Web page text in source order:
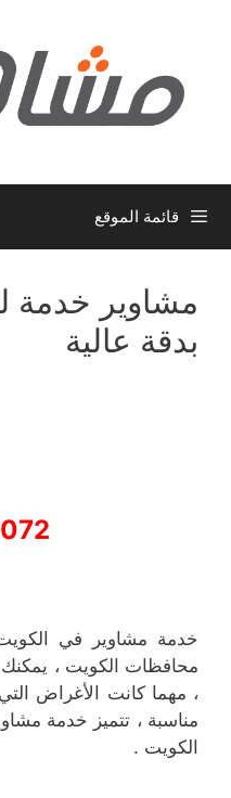
قائمة الموقع
مشاوير خدمة
بدقة عالية
خدمة مشاوير في
محافظات الكويت ،
، مهما كانت الأغراض
مناسبة ، تتميز خدمة
الكويت .